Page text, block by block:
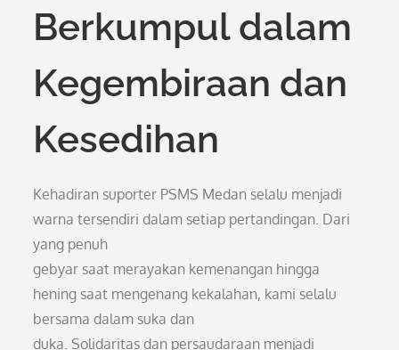
Berkumpul dalam
Kegembiraan dan
Kesedihan
Kehadiran suporter PSMS Medan selalu menjadi
warna tersendiri dalam setiap pertandingan. Dari
yang penuh
gebyar saat merayakan kemenangan hingga
hening saat mengenang kekalahan, kami selalu
bersama dalam suka dan
duka. Solidaritas dan persaudaraan menjadi